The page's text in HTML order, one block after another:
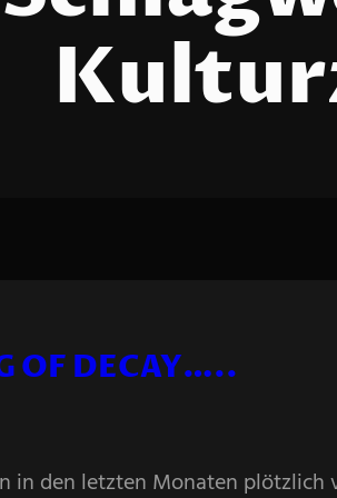
OF DECAY…..
in den letzten Monaten plötzlich